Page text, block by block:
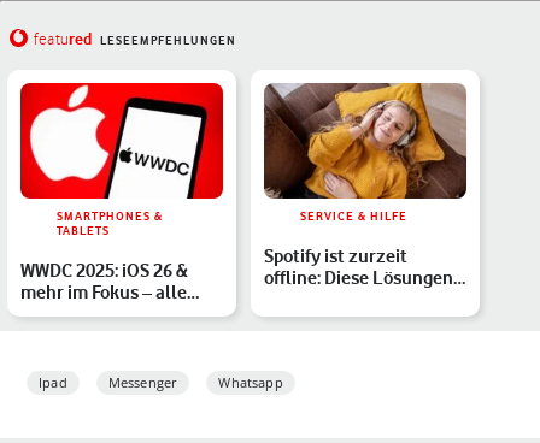
featured LESEEMPFEHLUNGEN
SMARTPHONES &
TABLETS
WWDC 2025: iOS 26 &
mehr im Fokus – alle
Highlights im Überblick
SERVICE & HILFE
Spotify ist zurzeit
offline: Diese Lösungen
Ipad Messenger Whatsapp